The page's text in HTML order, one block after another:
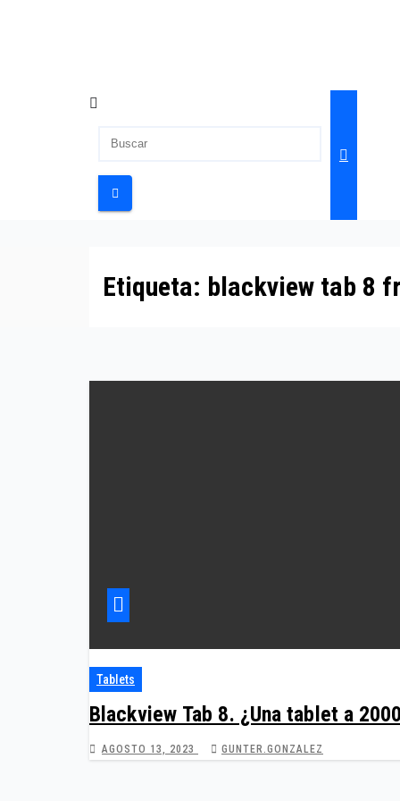
Etiqueta: blackview tab 8
Tablets
Blackview Tab 8. ¿Una tablet a
AGOSTO 13, 2023 GUNTER.GONZALEZ